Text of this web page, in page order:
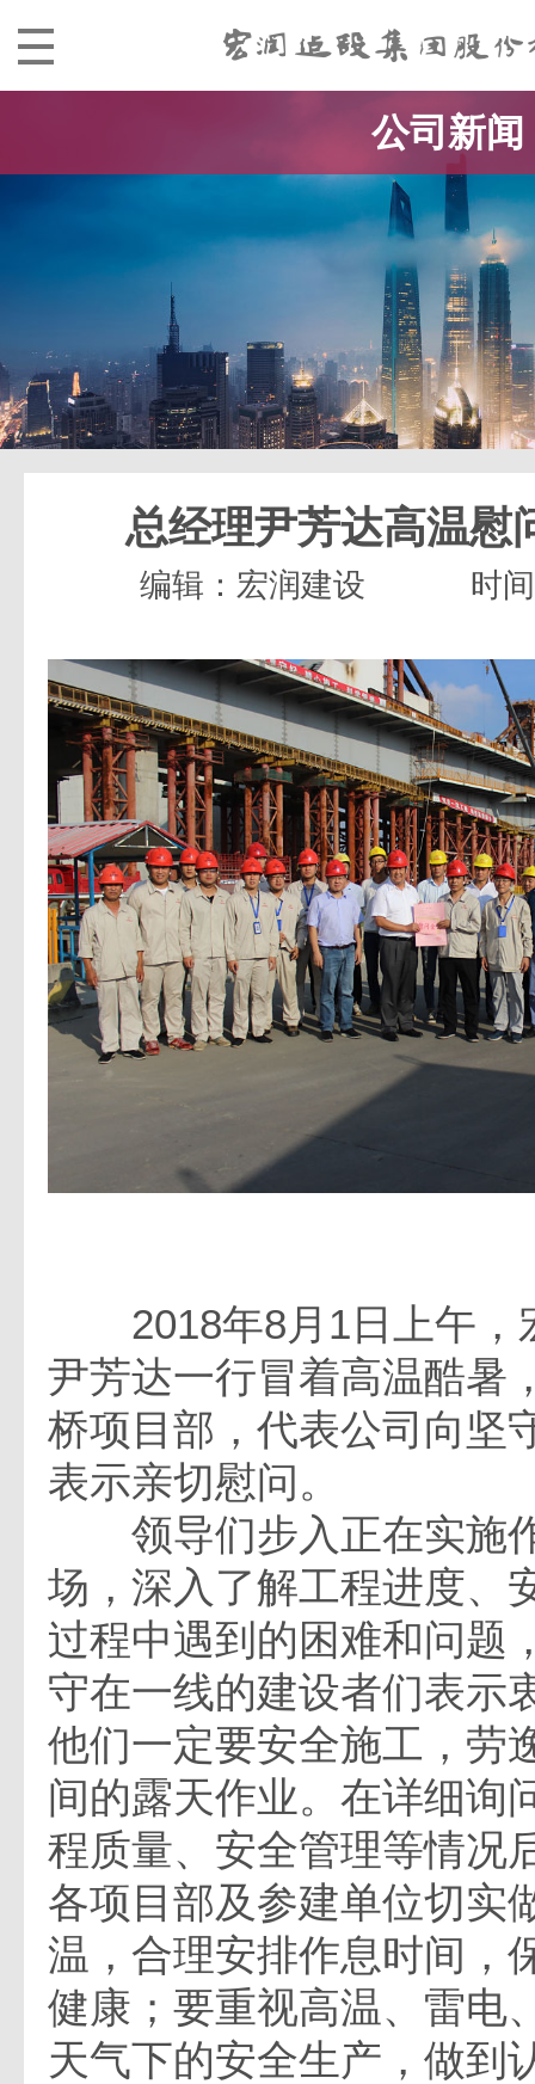
公司新闻
总经理尹芳达高温慰
编辑：宏润建设 时
2018年8月1日上午，
尹芳达一行冒着高温酷暑
桥项目部，代表公司向坚
表示亲切慰问。
领导们步入正在实施
场，深入了解工程进度、
过程中遇到的困难和问题
守在一线的建设者们表示
他们一定要安全施工，劳
间的露天作业。在详细询
程质量、安全管理等情况
各项目部及参建单位切实
温，合理安排作息时间，
健康；要重视高温、雷电
天气下的安全生产，做到